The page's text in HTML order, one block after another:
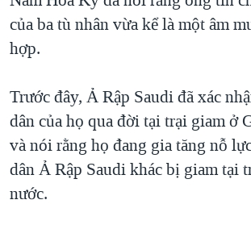
của ba tù nhân vừa kể là một âm
hợp.
Trước đây, Ả Rập Saudi đã xác
dân của họ qua đời tại trại giam ở
và nói rằng họ đang gia tăng nỗ
dân Ả Rập Saudi khác bị giam tại
nước.